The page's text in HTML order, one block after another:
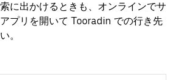
に出かけるときも、オンラインでサ
プリを開いて Tooradin での行き先
。